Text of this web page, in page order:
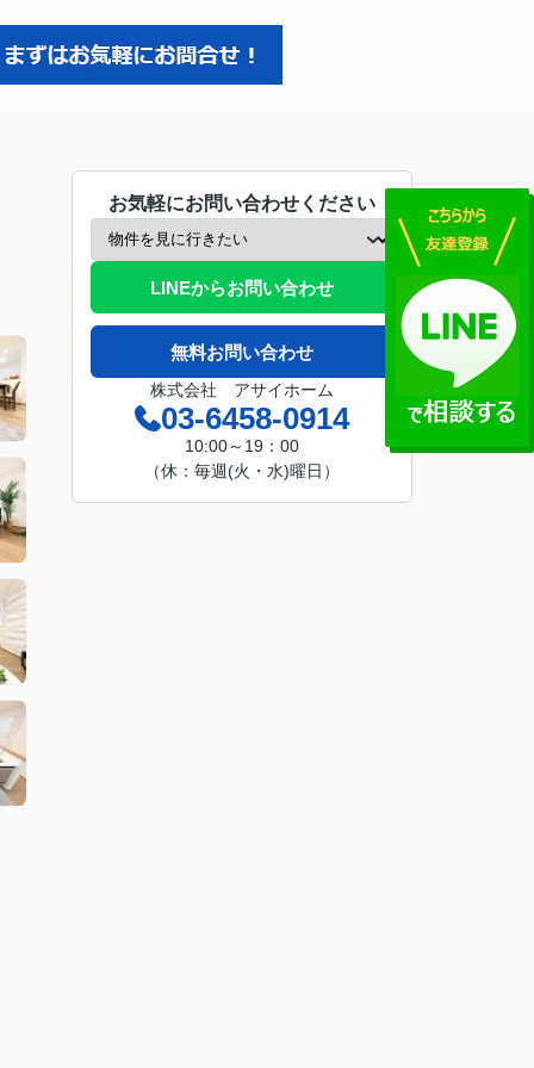
お気軽にお問い合わせください
LINEからお問い合わせ
無料お問い合わせ
株式会社 アサイホーム
03-6458-0914
10:00～19：00
（休：毎週(火・水)曜日）